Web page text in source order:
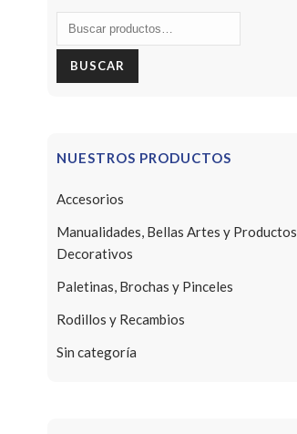
Buscar
por:
BUSCAR
NUESTROS PRODUCTOS
Accesorios
Manualidades, Bellas Artes y Productos
Decorativos
Paletinas, Brochas y Pinceles
Rodillos y Recambios
Sin categoría